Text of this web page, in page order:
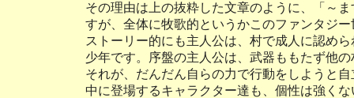
その理由は上の抜粋した文章のように、「～
すが、全体に牧歌的というかこのファンタジ
ストーリー的にも主人公は、村で成人に認め
少年です。序盤の主人公は、武器ももたず他
それが、だんだん自らの力で行動をしようと
中に登場するキャラクター達も、個性は強く